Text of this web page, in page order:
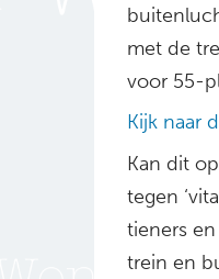
met de
voor 55-
Kijk naar
Kan dit
tegen
tieners
trein en